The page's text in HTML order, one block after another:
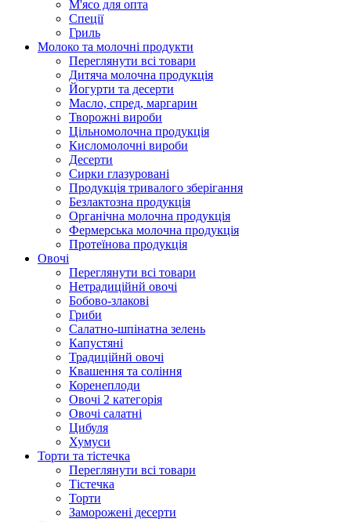
М'ясо для опта
Спеції
Гриль
Молоко та молочні продукти
Переглянути всі товари
Дитяча молочна продукція
Йогурти та десерти
Масло, спред, маргарин
Творожні вироби
Цільномолочна продукція
Кисломолочні вироби
Десерти
Сирки глазуровані
Продукція тривалого зберігання
Безлактозна продукція
Органічна молочна продукція
Фермерська молочна продукція
Протеїнова продукція
Овочі
Переглянути всі товари
Нетрадиційнй овочі
Бобово-злакові
Гриби
Салатно-шпінатна зелень
Капустяні
Традиційнй овочі
Квашення та соління
Корeнеплоди
Овочі 2 категорія
Овочі салатні
Цибуля
Хумуси
Торти та тістечка
Переглянути всі товари
Тістечка
Торти
Заморожені десерти